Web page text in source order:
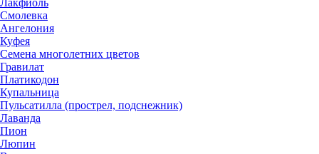
Лакфиоль
Смолевка
Ангелония
Куфея
Семена многолетних цветов
Гравилат
Платикодон
Купальница
Пульсатилла (прострел, подснежник)
Лаванда
Пион
Люпин